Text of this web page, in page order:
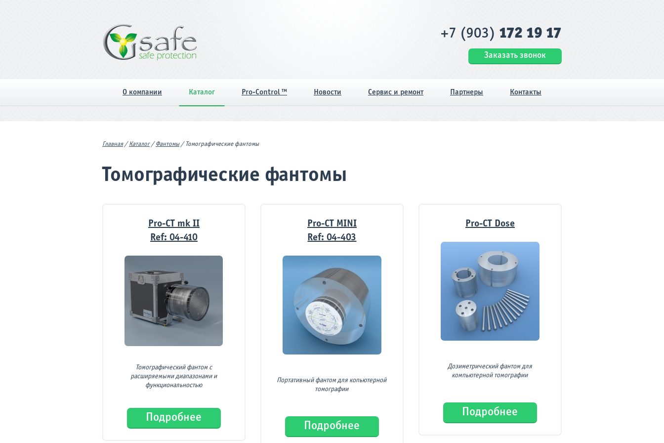
+7 (903) 172 19 17
Заказать звонок
О компании Каталог Pro-Control ™ Новости Сервис и ремонт Партнеры Контакты
Главная/ Каталог/ Фантомы/ Томографические фантомы
Томографические фантомы
Pro-CT mk II
Ref: 04-410
Томографический фантом с
расширяемыми диапазонами и
функциональностью
Подробнее
Pro-CT MINI
Ref: 04-403
Портативный фантом для копьютерной
томографии
Подробнее
Pro-CT Dose
Дозиметрический фантом для
компьютерной томографии
Подробнее